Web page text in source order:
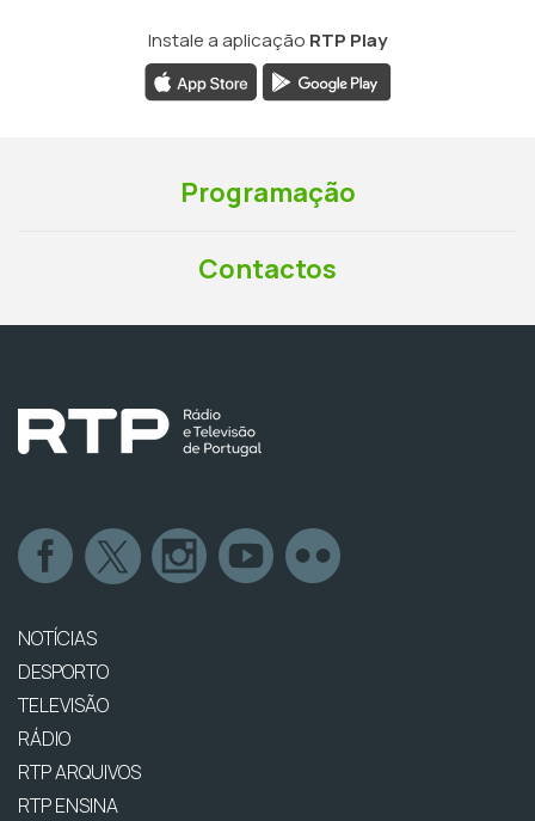
Instale a aplicação RTP Play
Programação
Contactos
NOTÍCIAS
DESPORTO
TELEVISÃO
RÁDIO
RTP ARQUIVOS
RTP ENSINA